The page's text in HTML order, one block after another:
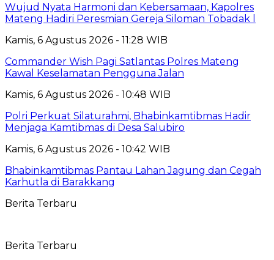
Wujud Nyata Harmoni dan Kebersamaan, Kapolres
Mateng Hadiri Peresmian Gereja Siloman Tobadak l
Kamis, 6 Agustus 2026 - 11:28 WIB
Commander Wish Pagi Satlantas Polres Mateng
Kawal Keselamatan Pengguna Jalan
Kamis, 6 Agustus 2026 - 10:48 WIB
Polri Perkuat Silaturahmi, Bhabinkamtibmas Hadir
Menjaga Kamtibmas di Desa Salubiro
Kamis, 6 Agustus 2026 - 10:42 WIB
Bhabinkamtibmas Pantau Lahan Jagung dan Cegah
Karhutla di Barakkang
Berita Terbaru
Berita Terbaru